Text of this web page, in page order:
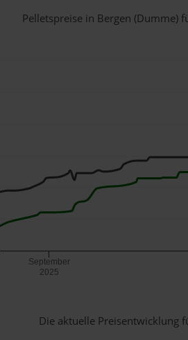
Pelletspreise in Bergen (Dumme)
September
2025
Die aktuelle Preisentwicklung